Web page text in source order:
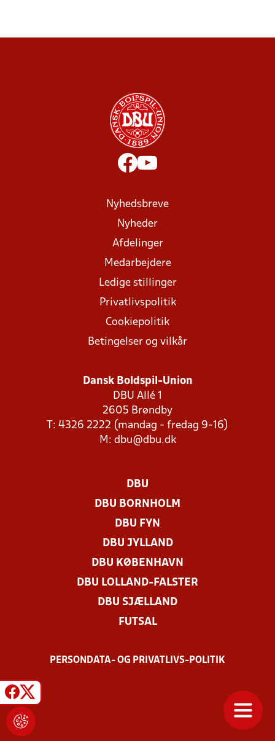
Nyhedsbreve
Nyheder
Afdelinger
Medarbejdere
Ledige stillinger
Privatlivspolitik
Cookiepolitik
Betingelser og vilkår
Dansk Boldspil-Union
DBU Allé 1
2605 Brøndby
T: 4326 2222 (mandag - fredag 9-16)
M: dbu@dbu.dk
DBU
DBU BORNHOLM
DBU FYN
DBU JYLLAND
DBU KØBENHAVN
DBU LOLLAND-FALSTER
DBU SJÆLLAND
FUTSAL
PERSONDATA- OG PRIVATLIVS-POLITIK